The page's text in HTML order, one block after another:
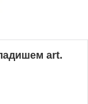
art.